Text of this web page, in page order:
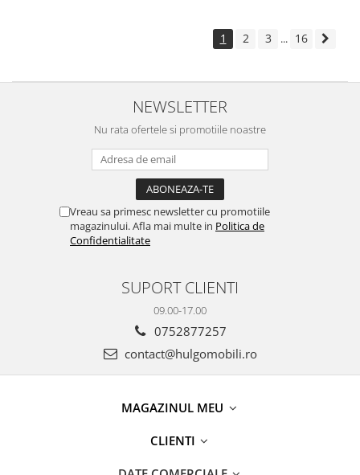
1 2 3 ... 16
NEWSLETTER
Nu rata ofertele si promotiile noastre
Vreau sa primesc newsletter cu promotiile
magazinului. Afla mai multe in Politica de
Confidentialitate
SUPORT CLIENTI
09.00-17.00
0752877257
contact@hulgomobili.ro
MAGAZINUL MEU
CLIENTI